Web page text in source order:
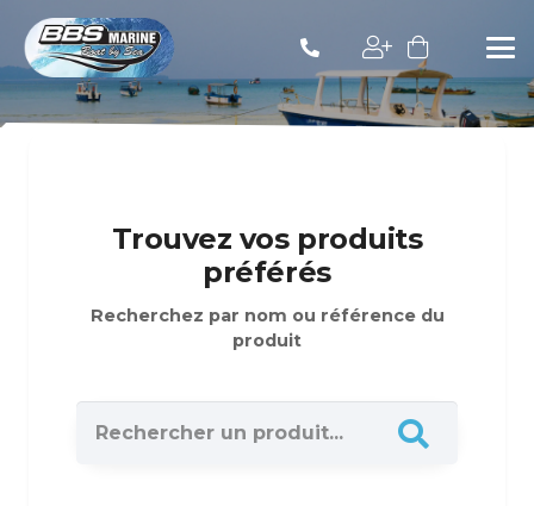
Trouvez vos produits
préférés
Recherchez par nom ou référence du
produit